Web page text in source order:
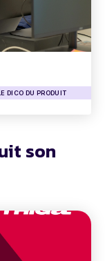
DICO DU PRODUIT
son